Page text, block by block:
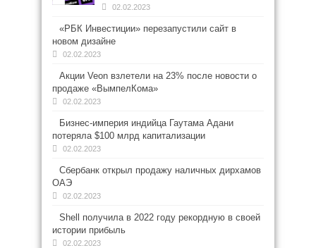
02.02.2023
«РБК Инвестиции» перезапустили сайт в
новом дизайне
02.02.2023
Акции Veon взлетели на 23% после новости о
продаже «ВымпелКома»
02.02.2023
Бизнес-империя индийца Гаутама Адани
потеряла $100 млрд капитализации
02.02.2023
Сбербанк открыл продажу наличных дирхамов
ОАЭ
02.02.2023
Shell получила в 2022 году рекордную в своей
истории прибыль
02.02.2023